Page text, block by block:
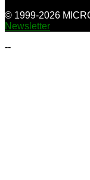
© 1999-2026
Newsletter
--